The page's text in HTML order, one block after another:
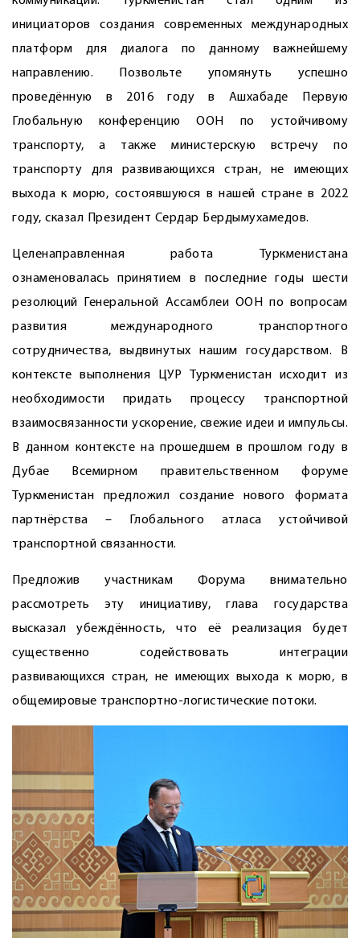
инициаторов создания современных международных
платформ для диалога по данному важнейшему
направлению. Позвольте упомянуть успешно
проведённую в 2016 году в Ашхабаде Первую
Глобальную конференцию ООН по устойчивому
транспорту, а также министерскую встречу по
транспорту для развивающихся стран, не имеющих
выхода к морю, состоявшуюся в нашей стране в 2022
году, сказал Президент Сердар Бердымухамедов.
Целенаправленная работа Туркменистана
ознаменовалась принятием в последние годы шести
резолюций Генеральной Ассамблеи ООН по вопросам
развития международного транспортного
сотрудничества, выдвинутых нашим государством. В
контексте выполнения ЦУР Туркменистан исходит из
необходимости придать процессу транспортной
взаимосвязанности ускорение, свежие идеи и импульсы.
В данном контексте на прошедшем в прошлом году в
Дубае Всемирном правительственном форуме
Туркменистан предложил создание нового формата
партнёрства – Глобального атласа устойчивой
транспортной связанности.
Предложив участникам Форума внимательно
рассмотреть эту инициативу, глава государства
высказал убеждённость, что её реализация будет
существенно содействовать интеграции
развивающихся стран, не имеющих выхода к морю, в
общемировые транспортно-логистические потоки.